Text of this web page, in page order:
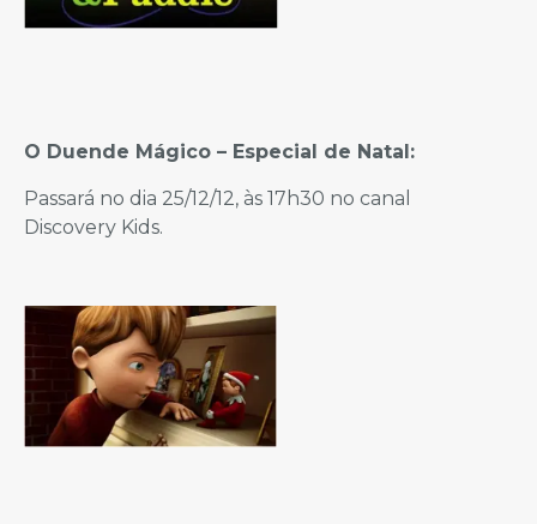
O Duende Mágico – Especial de Natal:
Passará no dia 25/12/12, às 17h30 no canal
Discovery Kids.